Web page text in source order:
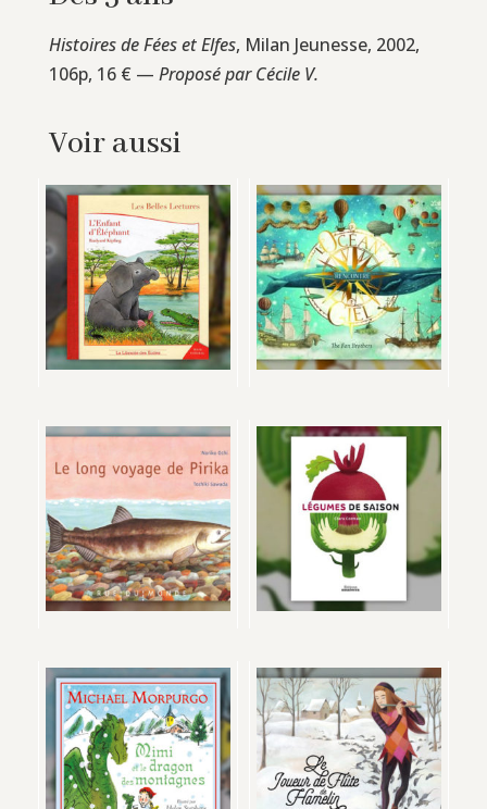
Histoires de Fées et Elfes, Milan Jeunesse, 2002,
106p, 16 € — Proposé par Cécile V.
Voir aussi